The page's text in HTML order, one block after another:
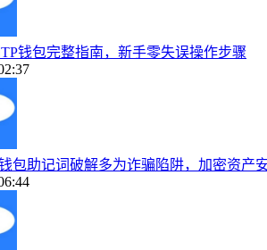
钱包完整指南，新手零失误操作步骤
包助记词破解多为诈骗陷阱，加密资产